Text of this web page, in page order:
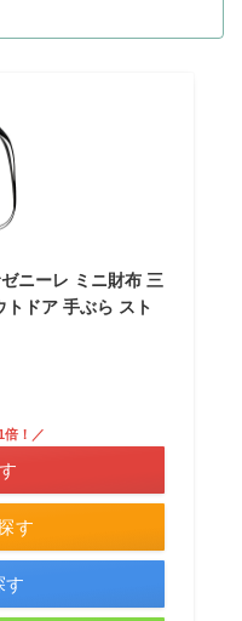
ニーレ ミニ財布 三
ドア 手ぶら スト
す
倍！／
す